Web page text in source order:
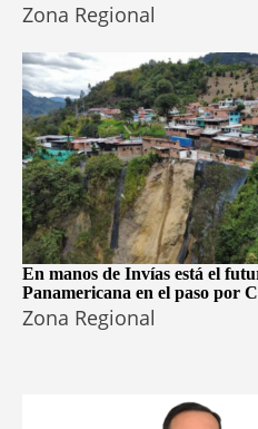
Zona Regional
En manos de Invías está el
Panamericana en el paso por
Zona Regional